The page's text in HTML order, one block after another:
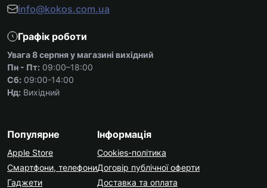
info@kokos.com.ua
Графік роботи
Увага 8 серпня у магазині вихідний
Пн - Пт: 09:00–18:00
Сб: 09:00-14:00
Нд: Вихідний
Популярне
Apple Store
Смартфони, телефони
Гаджети
Інформація
Cookies-політика
Договір публічної оферти
Доставка та оплата